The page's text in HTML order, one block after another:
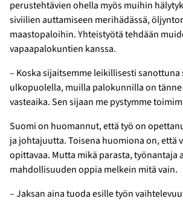
perustehtävien ohella myös muihin
siviilien auttamiseen merihädässä,
maastopaloihin. Yhteistyötä tehdään
vapaapalokuntien kanssa.
– Koska sijaitsemme leikillisesti sanottuna
ulkopuolella, muilla palokunnilla on
vasteaika. Sen sijaan me pystymme
Suomi on huomannut, että työ on
ja johtajuutta. Toisena huomiona on, että
opittavaa. Mutta mikä parasta, työnantaja
mahdollisuuden oppia melkein mitä vain.
– Jaksan aina tuoda esille työn